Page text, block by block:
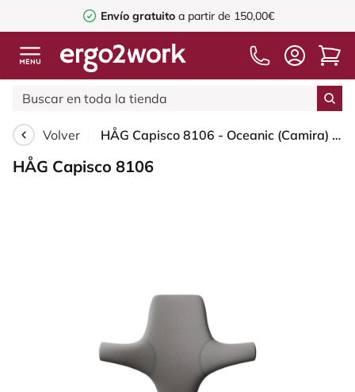
Envío gratuito a partir de 150,00€
Volver HÅG Capisco 8106 - Oceanic (Camira) - Poliéster reciclado - OCI008 - Warm grey - Moss Grey - 200 mm (seat height 46-64cm) - Soft castors for hard floors
HÅG Capisco 8106